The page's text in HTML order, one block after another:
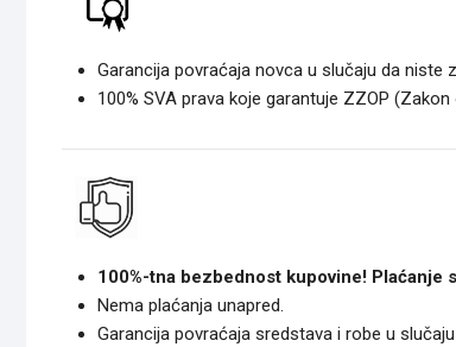
Garancija povraćaja novca u slučaju da niste
100% SVA prava koje garantuje ZZOP
100%-tna bezbednost kupovine!
Nema plaćanja unapred.
Garancija povraćaja sredstava i robe u